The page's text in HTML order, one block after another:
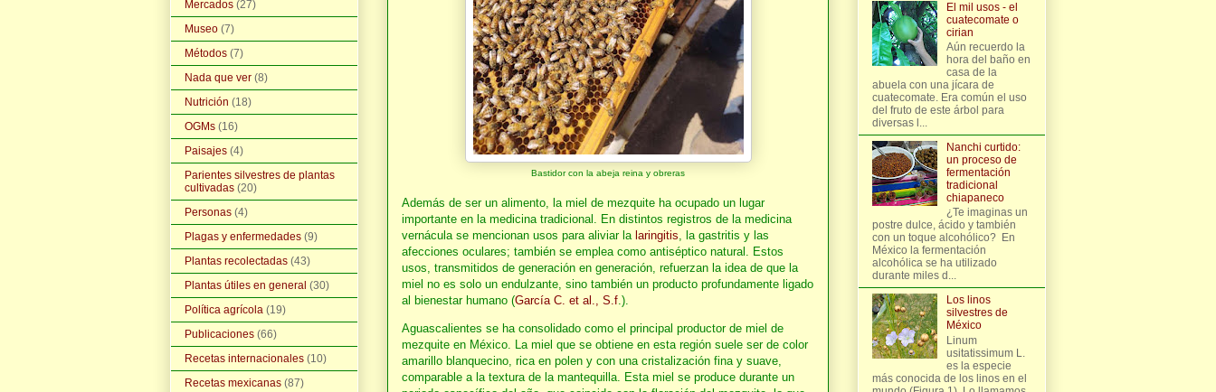
Bastidor con la abeja reina y obreras
Además de ser un alimento, la miel de mezquite ha ocupado un lugar
importante en la medicina tradicional. En distintos registros de la medicina
vernácula se mencionan usos para aliviar la laringitis , la gastritis y las
afecciones oculares; también se emplea como antiséptico natural. Estos
usos, transmitidos de generación en generación, refuerzan la idea de que la
miel no es solo un endulzante, sino también un producto profundamente ligado
al bienestar humano (García C. et al., S.f .).
Aguascalientes se ha consolidado como el principal productor de miel de
mezquite en México. La miel que se obtiene en esta región suele ser de color
amarillo blanquecino, rica en polen y con una cristalización fina y suave,
comparable a la textura de la mantequilla. Esta miel se produce durante un
Mercados (27)
Museo (7)
Métodos (7)
Nada que ver (8)
Nutrición (18)
OGMs (16)
Paisajes (4)
Parientes silvestres de plantas
cultivadas (20)
Personas (4)
Plagas y enfermedades (9)
Plantas recolectadas (43)
Plantas útiles en general (30)
Política agrícola (19)
Publicaciones (66)
Recetas internacionales (10)
Recetas mexicanas (87)
El mil usos - el
cuatecomate o
cirian
Aún recuerdo la
hora del baño en
casa de la
abuela con una jícara de
cuatecomate. Era común el uso
del fruto de este árbol para
diversas l...
Nanchi curtido:
un proceso de
fermentación
tradicional
chiapaneco
¿Te imaginas un
postre dulce, ácido y también
con un toque alcohólico? En
México la fermentación
alcohólica se ha utilizado
durante miles d...
Los linos
silvestres de
México
Linum
usitatissimum L.
es la especie
más conocida de los linos en el